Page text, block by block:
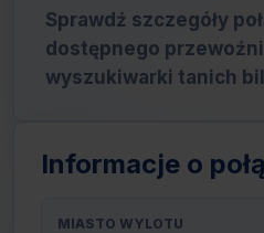
Sprawdź szczegóły
dostępnego
wyszukiwarki tanich
Informacje o
MIASTO WYLOTU